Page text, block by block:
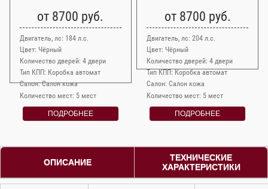
от 8700 руб.
Двигатель, лс: 184 л.с.
Цвет: Чёрный
Количество дверей: 4 двери
Тип КПП: Коробка автомат
Салон: Салон кожа
Количество мест: 5 мест
ПОДРОБНЕЕ
от 8700 руб.
Двигатель, лс: 204 л.с.
Цвет: Чёрный
Количество дверей: 4 двери
Тип КПП: Коробка автомат
Салон: Салон кожа
Количество мест: 5 мест
ПОДРОБНЕЕ
ОПИСАНИЕ
ТЕХНИЧЕСКИЕ
ХАРАКТЕРИСТИКИ